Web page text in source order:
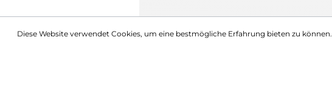
Diese Website verwendet Cookies, um eine bestmögliche Erfahrung bieten zu können.